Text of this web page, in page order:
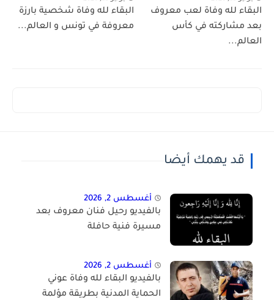
البقاء لله وفاة لعب معروف
بعد مشاركته في كأس
العالم...
البقاء لله وفاة شخصية بارزة
معروفة في تونس و العالم...
قد يهمك أيضا
أغسطس 2, 2026
بالفيديو رحيل فنان معروف بعد
مسيرة فنية حافلة
أغسطس 2, 2026
بالفيديو البقاء لله وفاة عوني
الحماية المدنية بطريقة مؤلمة